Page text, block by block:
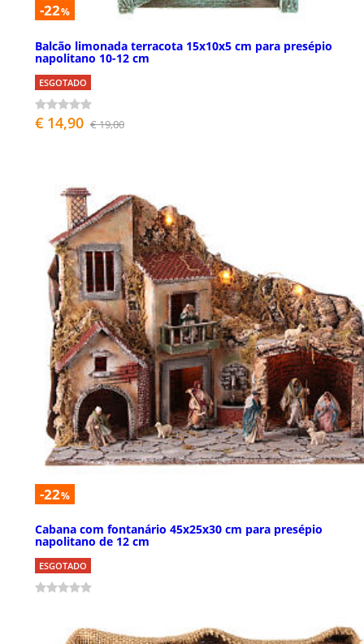
-22%
Balcão limonada terracota 15x10x5 cm para presépio
napolitano 10-12 cm
ESGOTADO
€ 14,90 € 19,00
-22%
Cabana com fontanário 45x25x30 cm para presépio
napolitano de 12 cm
ESGOTADO